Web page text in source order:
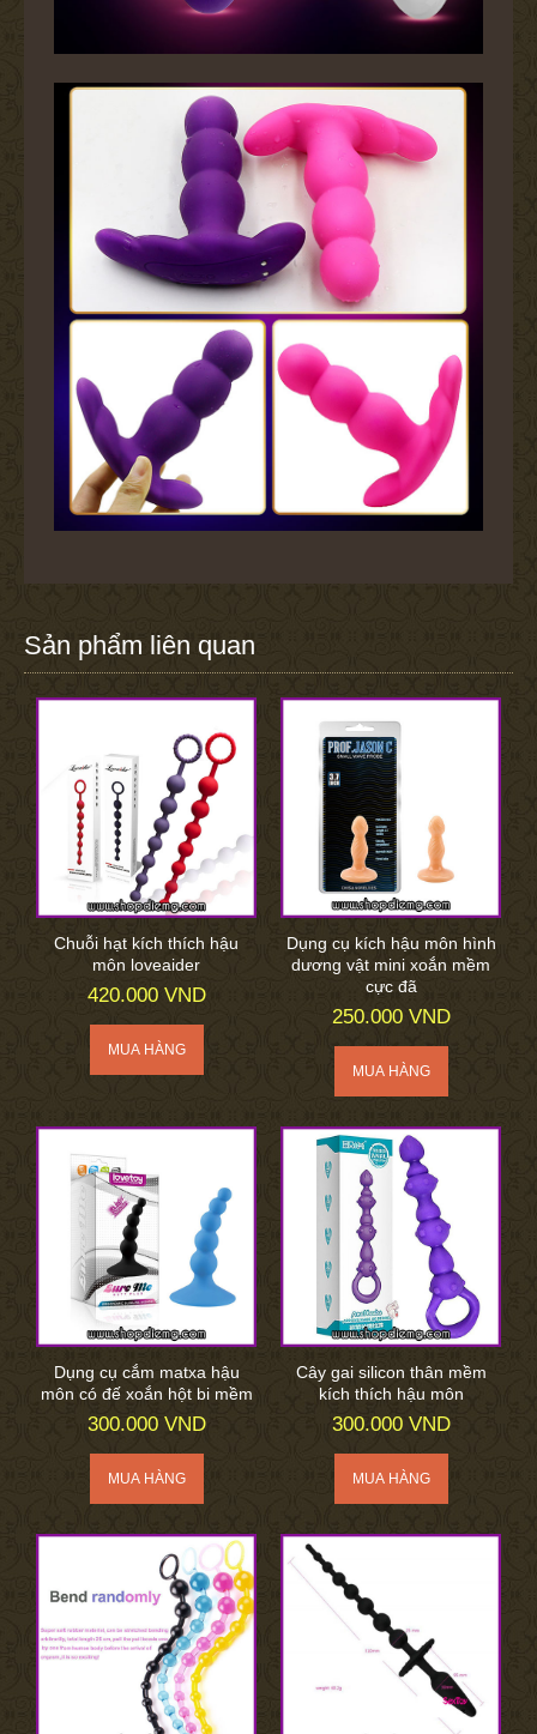
Sản phẩm liên quan
Chuỗi hạt kích thích hậu
môn loveaider
420.000 VND
Dụng cụ kích hậu môn hình
dương vật mini xoắn mềm
cực đã
250.000 VND
Dụng cụ cắm matxa hậu
môn có đế xoắn hột bi mềm
300.000 VND
Cây gai silicon thân mềm
kích thích hậu môn
300.000 VND